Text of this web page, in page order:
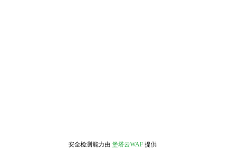
安全检测能力由 堡塔云WAF 提供